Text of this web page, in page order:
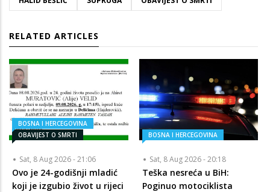
RELATED ARTICLES
BOSNA I HERCEGOVINA
OBAVIJEST O SMRTI
Sat, 8 Aug 2026 - 21:06
Ovo je 24-godišnji mladić
koji je izgubio život u rijeci
BOSNA I HERCEGOVINA
Sat, 8 Aug 2026 - 20:18
Teška nesreća u BiH:
Poginuo motociklista